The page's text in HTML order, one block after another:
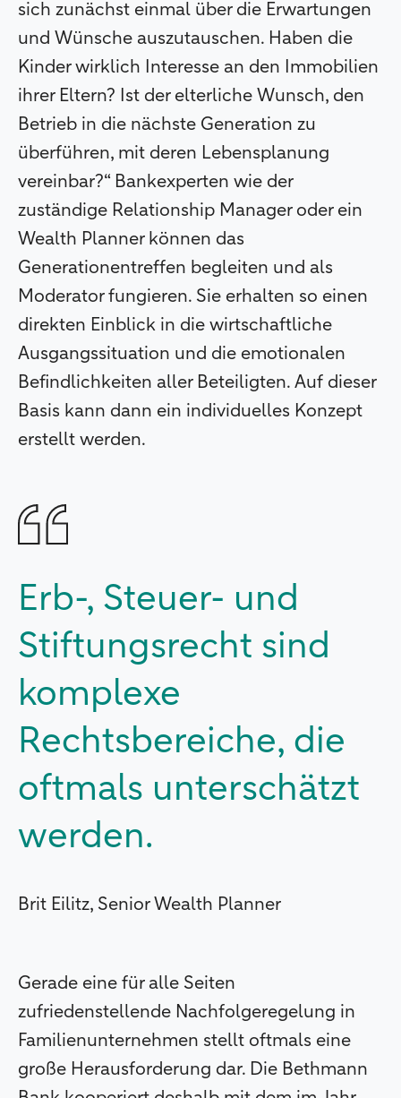
sich zunächst einmal über die Erwartungen
und Wünsche auszutauschen. Haben die
Kinder wirklich Interesse an den Immobilien
ihrer Eltern? Ist der elterliche Wunsch, den
Betrieb in die nächste Generation zu
überführen, mit deren Lebensplanung
vereinbar?“ Bankexperten wie der
zuständige Relationship Manager oder ein
Wealth Planner können das
Generationentreffen begleiten und als
Moderator fungieren. Sie erhalten so einen
direkten Einblick in die wirtschaftliche
Ausgangssituation und die emotionalen
Befindlichkeiten aller Beteiligten. Auf dieser
Basis kann dann ein individuelles Konzept
erstellt werden.
Erb-, Steuer- und
Stiftungsrecht sind
komplexe
Rechtsbereiche, die
oftmals unterschätzt
werden.
Brit Eilitz, Senior Wealth Planner
Gerade eine für alle Seiten
zufriedenstellende Nachfolgeregelung in
Familienunternehmen stellt oftmals eine
große Herausforderung dar. Die Bethmann